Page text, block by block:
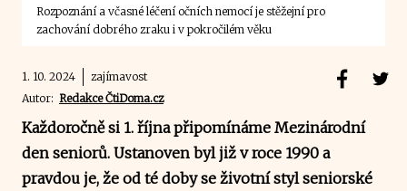
Rozpoznání a včasné léčení očních nemocí je stěžejní pro
zachování dobrého zraku i v pokročilém věku
1. 10. 2024
zajímavost
Autor: Redakce ČtiDoma.cz
Každoročně si 1. října připomínáme Mezinárodní
den seniorů. Ustanoven byl již v roce 1990 a
pravdou je, že od té doby se životní styl seniorské